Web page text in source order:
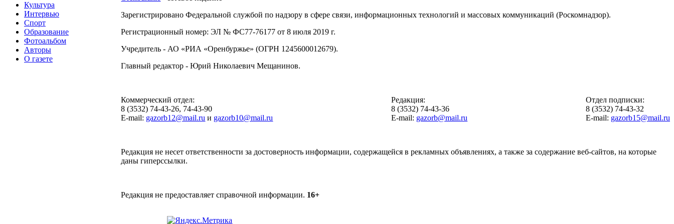
Культура
Интервью
Спорт
Образование
Фотоальбом
Авторы
О газете
Зарегистрировано Федеральной службой по надзору в сфере связи, информационных технологий и массовых коммуникаций (Роскомнадзор).
Регистрационный номер: ЭЛ № ФС77-76177 от 8 июля 2019 г.
Учредитель - АО «РИА «Оренбуржье» (ОГРН 1245600012679).
Главный редактор - Юрий Николаевич Мещанинов.
Коммерческий отдел:
8 (3532) 74-43-26, 74-43-90
E-mail: gazorb12@mail.ru и gazorb10@mail.ru
Редакция:
8 (3532) 74-43-36
E-mail: gazorb@mail.ru
Отдел подписки:
8 (3532) 74-43-32
E-mail: gazorb15@mail.ru
Редакция не несет ответственности за достоверность информации, содержащейся в рекламных объявлениях, а также за содержание веб-сайтов, на которые
даны гиперссылки.
Редакция не предоставляет справочной информации. 16+